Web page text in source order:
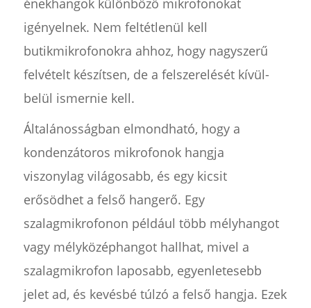
igényelnek. Nem feltétlenül kell
butikmikrofonokra ahhoz, hogy nagyszerű
felvételt készítsen, de a felszerelését kívül-
belül ismernie kell.
Általánosságban elmondható, hogy a
kondenzátoros mikrofonok hangja
viszonylag világosabb, és egy kicsit
erősödhet a felső hangerő. Egy
szalagmikrofonon például több mélyhangot
vagy mélyközéphangot hallhat, mivel a
szalagmikrofon laposabb, egyenletesebb
jelet ad, és kevésbé túlzó a felső hangja. Ezek